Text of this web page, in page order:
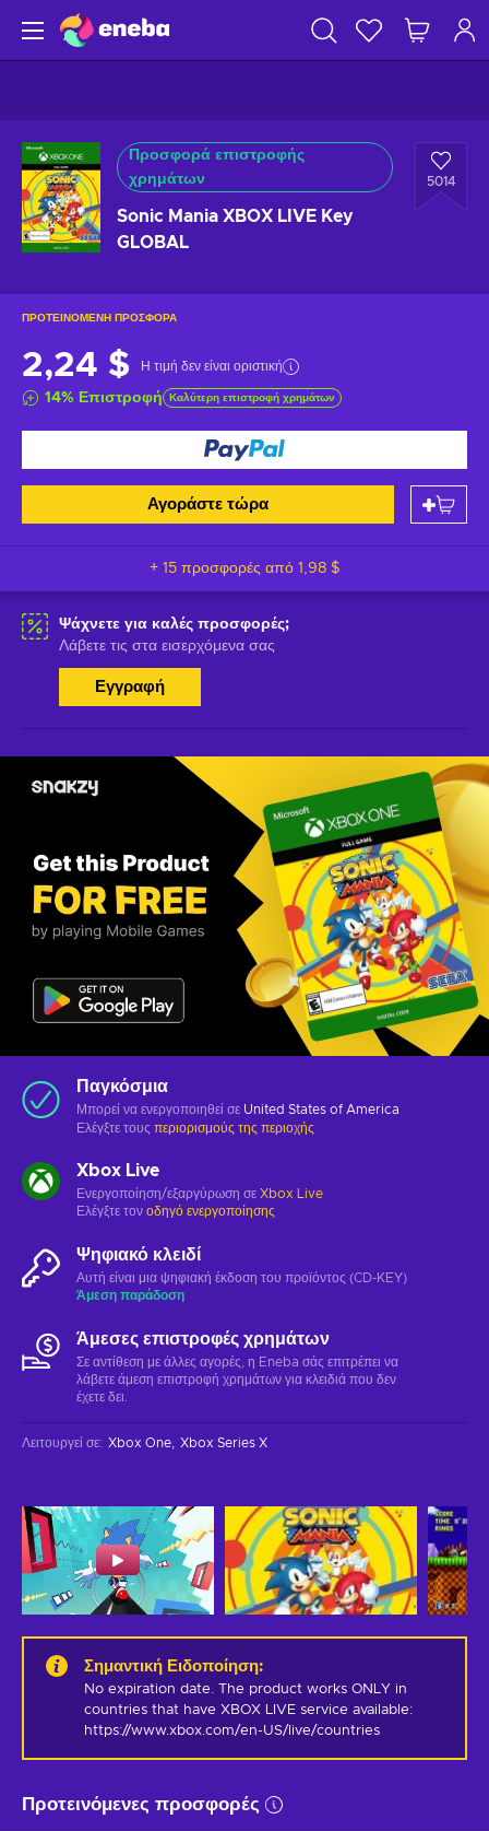
Προσφορά επιστροφής
χρημάτων
Sonic Mania XBOX LIVE Key
GLOBAL
5014
ΠΡΟΤΕΙΝΌΜΕΝΗ ΠΡΟΣΦΟΡΆ
2,24 $ Η τιμή δεν είναι οριστική
14% Επιστροφή Καλύτερη επιστροφή χρημάτων
Αγοράστε τώρα
+ 15 προσφορές από 1,98 $
Ψάχνετε για καλές προσφορές;
Λάβετε τις στα εισερχόμενα σας
Εγγραφή
Παγκόσμια
Μπορεί να ενεργοποιηθεί σε United States of America
Ελέγξτε τους περιορισμούς της περιοχής
Xbox Live
Ενεργοποίηση/εξαργύρωση σε Xbox Live
Ελέγξτε τον οδηγό ενεργοποίησης
Ψηφιακό κλειδί
Αυτή είναι μια ψηφιακή έκδοση του προϊόντος (CD-KEY)
Άμεση παράδοση
Άμεσες επιστροφές χρημάτων
Σε αντίθεση με άλλες αγορές, η Eneba σάς επιτρέπει να
λάβετε άμεση επιστροφή χρημάτων για κλειδιά που δεν
έχετε δει.
Λειτουργεί σε: Xbox One Xbox Series X
Σημαντική Ειδοποίηση:
No expiration date. The product works ONLY in
countries that have XBOX LIVE service available:
https://www.xbox.com/en-US/live/countries
Προτεινόμενες προσφορές